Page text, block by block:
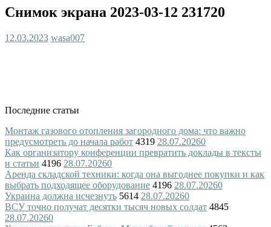
Снимок экрана 2023-03-12 231720
12.03.2023 wasa007
Последние статьи
Монтаж газового отопления загородного дома: что важно
предусмотреть до начала работ 4319 28.07.20260
Как организатору конференции превратить доклады в тексты
и статьи 4196 28.07.20260
Аренда складской техники: когда она выгоднее покупки и как
выбрать подходящее оборудование 4196 28.07.20260
Украина должна исчезнуть 5614 28.07.20260
ВСУ точно получат десятки тысяч новых солдат 4845
28.07.20260